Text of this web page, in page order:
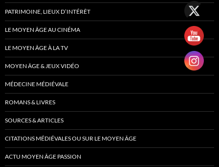
PATRIMOINE, LIEUX D’INTÉRÊT
LE MOYEN ÂGE AU CINÉMA
LE MOYEN ÂGE À LA TV
MOYEN ÂGE & JEUX VIDÉO
MÉDECINE MÉDIÉVALE
ROMANS & LIVRES
SOURCES & ARTICLES
CITATIONS MÉDIÉVALES OU SUR LE MOYEN ÂGE
ACTU MOYEN ÂGE PASSION